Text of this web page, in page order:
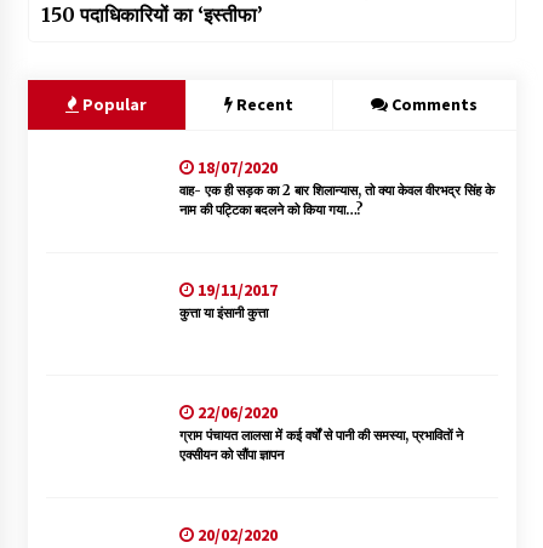
150 पदाधिकारियों का ‘इस्तीफा’
Popular Recent Comments
18/07/2020
वाह- एक ही सड़क का 2 बार शिलान्यास, तो क्या केवल वीरभद्र सिंह के
नाम की पट्टिका बदलने को किया गया…?
19/11/2017
कुत्ता या इंसानी कुत्ता
22/06/2020
ग्राम पंचायत लालसा में कई वर्षों से पानी की समस्या, प्रभावितों ने
एक्सीयन को सौंपा ज्ञापन
20/02/2020